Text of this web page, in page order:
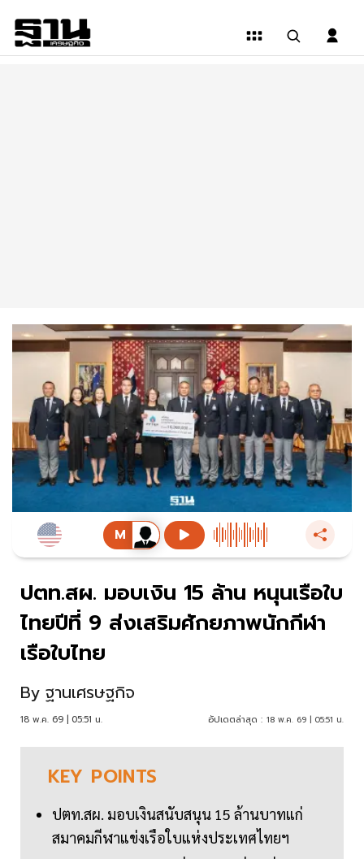
ปตท.สผ. มอบเงิน 15 ล้าน หนุนเรือใบ
ไทยปีที่ 9 ส่งเสริมศักยภาพนักกีฬา
เรือใบไทย
By ฐานเศรษฐกิจ
18 พ.ค. 69 | 05:51 น. อัปเดตล่าสุด : 18 พ.ค. 69 | 05:51 น.
KEY POINTS
ปตท.สผ. มอบเงินสนับสนุน 15 ล้านบาทแก่
สมาคมกีฬาแข่งเรือใบแห่งประเทศไทยฯ